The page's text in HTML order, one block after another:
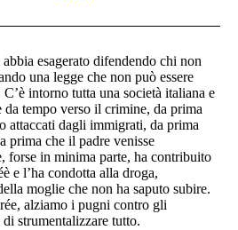
esagerato difendendo chi non
una legge che non può essere
intorno tutta una società italiana e
da tempo verso il crimine, da prima
attaccati dagli immigrati, da prima
prima che il padre venisse
forse in minima parte, ha contribuito
e l’ha condotta alla droga,
moglie che non ha saputo subire.
alziamo i pugni contro gli
di strumentalizzare tutto.